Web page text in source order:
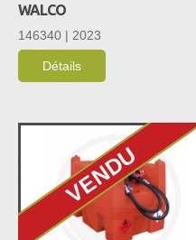
WALCO
146340 | 2023
Détails
VENDU